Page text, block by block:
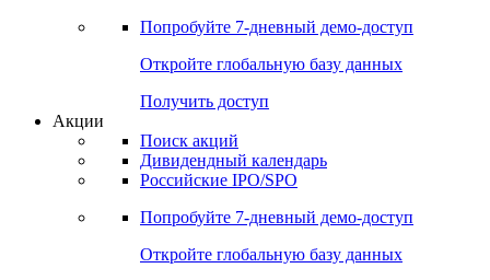
Попробуйте 7-дневный демо-доступ
Откройте глобальную базу данных
Получить доступ
Акции
Поиск акций
Дивидендный календарь
Российские IPO/SPO
Попробуйте 7-дневный демо-доступ
Откройте глобальную базу данных